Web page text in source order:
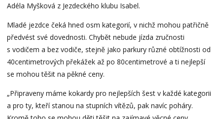
Adéla Myšková z Jezdeckého klubu Isabel.
Mladé jezdce čeká hned osm kategorií, v nichž mohou patřičně
předvést své dovednosti. Chybět nebude jízda zručnosti
s vodičem a bez vodiče, stejně jako parkury různé obtížnosti od
40centimetrových překážek až po 80centimetrové a ti nejlepší
se mohou těšit na pěkné ceny.
„Připraveny máme kokardy pro nejlepších šest v každé kategorii
a pro ty, kteří stanou na stupních vítězů, pak navíc poháry.